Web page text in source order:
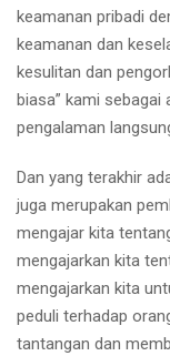
keamanan pribadi
keamanan dan
kesulitan dan
biasa” kami
pengalaman
Dan yang terakhir
juga merupakan
mengajar kita
mengajarkan kita
mengajarkan kita
peduli terhadap
tantangan dan